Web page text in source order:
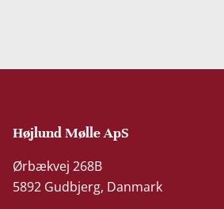
Højlund Mølle ApS
Ørbækvej 268B
5892 Gudbjerg, Danmark